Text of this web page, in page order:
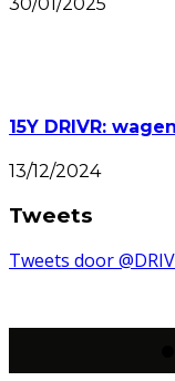
30/01/2025
15Y DRIVR:
13/12/2024
Tweets
Tweets door